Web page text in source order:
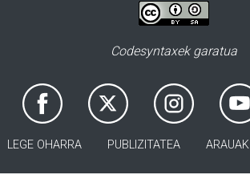
Codesyntaxek garatua
LEGE OHARRA PUBLIZITATEA ARAUAK